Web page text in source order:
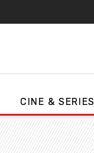
CINE & SERIES